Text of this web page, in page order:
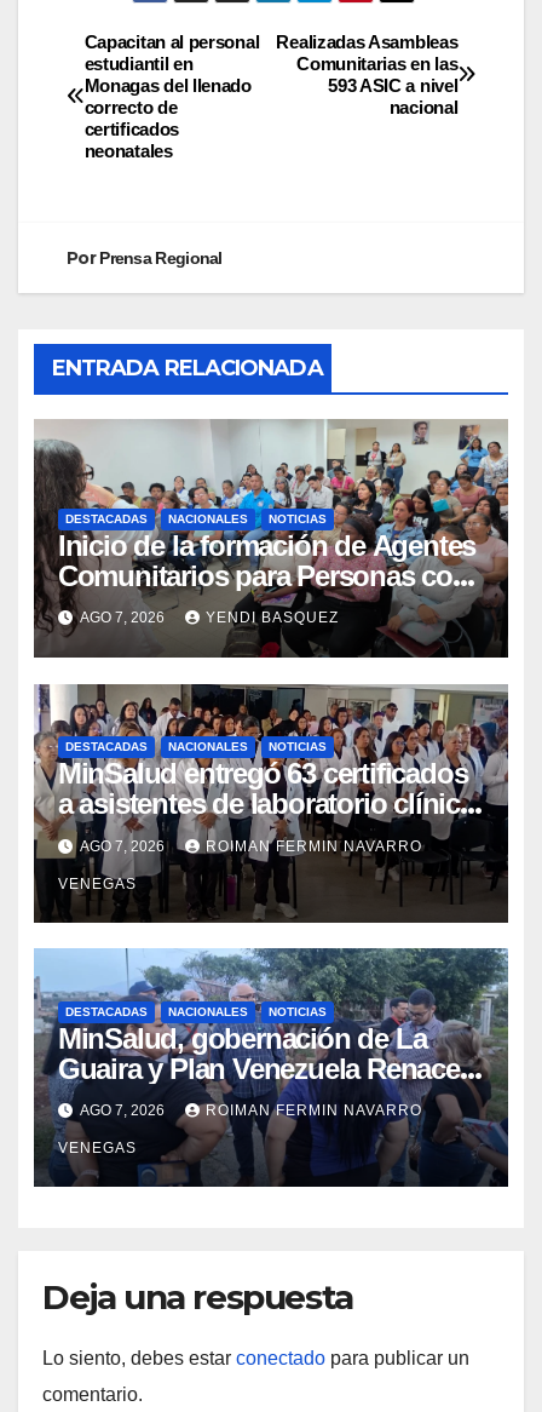
Realizadas Asambleas
Comunitarias en las
593 ASIC a nivel
nacional
Capacitan al personal
estudiantil en
Monagas del llenado
correcto de
certificados
neonatales
PorPrensa Regional
ENTRADA RELACIONADA
DESTACADAS NACIONALES NOTICIAS
Inicio de la formación de Agentes
Comunitarios para Personas con
Discapacidad en el Centro de
Rehabilitación J.J. Arvelo
AGO 7, 2026 YENDI BASQUEZ
DESTACADAS NACIONALES NOTICIAS
MinSalud entregó 63 certificados
a asistentes de laboratorio clínico
para garantizar respaldo legal y
profesional
AGO 7, 2026 ROIMAN FERMIN NAVARRO
VENEGAS
DESTACADAS NACIONALES NOTICIAS
MinSalud, gobernación de La
Guaira y Plan Venezuela Renace
iniciaron la rehabilitación integral
del Centro Psicofamiliar El Niño y
el Mar
AGO 7, 2026 ROIMAN FERMIN NAVARRO
VENEGAS
Deja una respuesta
Lo siento, debes estar conectado para publicar un
comentario.